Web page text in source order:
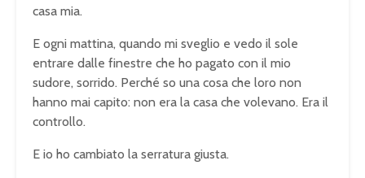
casa mia.
E ogni mattina, quando mi sveglio e vedo il sole
entrare dalle finestre che ho pagato con il mio
sudore, sorrido. Perché so una cosa che loro non
hanno mai capito: non era la casa che volevano. Era il
controllo.
E io ho cambiato la serratura giusta.